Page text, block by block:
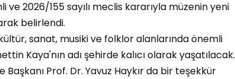
2026/155 sayılı meclis kararıyla müzenin yeni
belirlendi.
sanat, musiki ve folklor alanlarında önemli
Kaya'nın adı şehirde kalıcı olarak yaşatılacak.
Başkanı Prof. Dr. Yavuz Haykır da bir teşekkür